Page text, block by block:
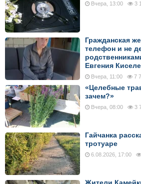
Вчера, 13:00 3
Гражданская
телефон и не
Евгения
Вчера, 11:00 7
«Целебные
зачем?»
Вчера, 08:00 3
Гайчанка
тротуаре
6.08.2026, 17:00